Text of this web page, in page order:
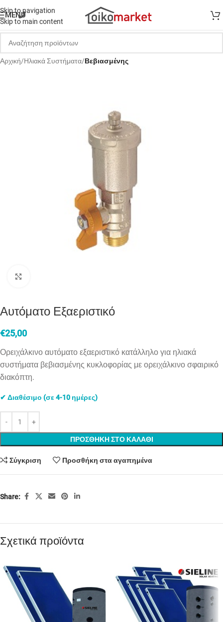
Skip to navigation
Skip to main content
MENU
Αρχική Ηλιακά Συστήματα Βεβιασμένης
Αυτόματο Εξαεριστικό
€25,00
Ορειχάλκινο αυτόματο εξαεριστικό κατάλληλο για ηλιακά
συστήματα βεβιασμένης κυκλοφορίας με ορειχάλκινο σφαιρικό
διακόπτη.
✔ Διαθέσιμο (σε 4-10 ημέρες)
ΠΡΟΣΘΗΚΗ ΣΤΟ ΚΑΛΑΘΙ
Σύγκριση Προσθήκη στα αγαπημένα
Share:
Σχετικά προϊόντα